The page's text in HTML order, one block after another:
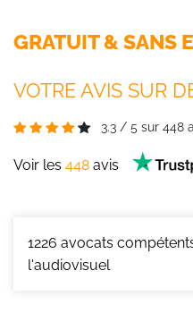
GRATUIT & SANS
VOTRE AVIS SUR
3.3 / 5 sur 448
Voir les 448 avis
1226 avocats
l'audiovisuel